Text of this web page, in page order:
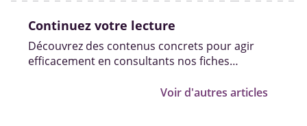
Continuez votre lecture
Découvrez des contenus concrets pour agir
efficacement en consultants nos fiches
Voir d'autres articles